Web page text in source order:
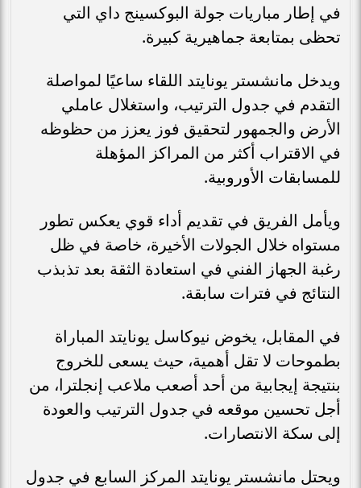
في إطار مباريات جولة البوكسينج داي التي
تحظى بمتابعة جماهيرية كبيرة.
ويدخل مانشستر يونايتد اللقاء ساعيًا لمواصلة
التقدم في جدول الترتيب، واستغلال عاملي
الأرض والجمهور لتحقيق فوز يعزز من حظوظه
في الاقتراب أكثر من المراكز المؤهلة
للمسابقات الأوروبية.
ويأمل الفريق في تقديم أداء قوي يعكس تطور
مستواه خلال الجولات الأخيرة، خاصة في ظل
رغبة الجهاز الفني في استعادة الثقة بعد تذبذب
النتائج في فترات سابقة.
في المقابل، يخوض نيوكاسل يونايتد المباراة
بطموحات لا تقل أهمية، حيث يسعى للخروج
بنتيجة إيجابية من أحد أصعب ملاعب إنجلترا، من
أجل تحسين موقعه في جدول الترتيب والعودة
إلى سكة الانتصارات.
ويحتل مانشستر يونايتد المركز السابع في جدول